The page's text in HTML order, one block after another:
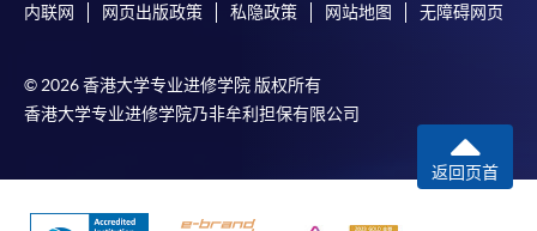
内联网 网页出版政策 私隐政策 网站地图 无障碍网页
© 2026 香港大学专业进修学院 版权所有
香港大学专业进修学院乃非牟利担保有限公司
返回页首